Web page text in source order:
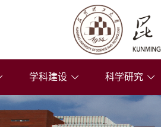
学科建设 科学研究